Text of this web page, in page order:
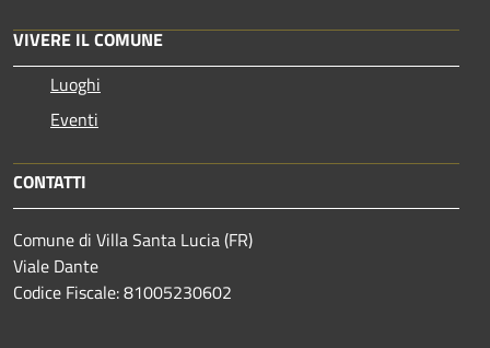
VIVERE IL COMUNE
Luoghi
Eventi
CONTATTI
Comune di Villa Santa Lucia (FR)
Viale Dante
Codice Fiscale: 81005230602